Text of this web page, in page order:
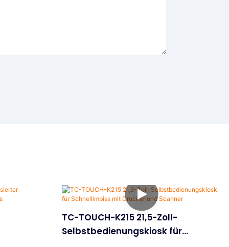
TC-TOUCH-K215 21,5-Zoll-
Selbstbedienungskiosk für